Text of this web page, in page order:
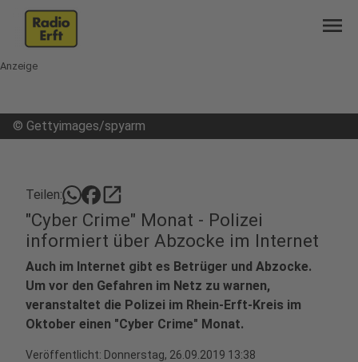
menu
Anzeige
© Gettyimages/spyarm
Teilen: open_in_new
"Cyber Crime" Monat - Polizei
informiert über Abzocke im Internet
Auch im Internet gibt es Betrüger und Abzocke.
Um vor den Gefahren im Netz zu warnen,
veranstaltet die Polizei im Rhein-Erft-Kreis im
Oktober einen "Cyber Crime" Monat.
Veröffentlicht: Donnerstag, 26.09.2019 13:38